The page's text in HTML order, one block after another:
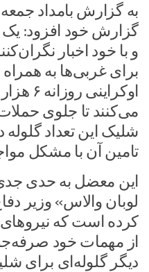
به گزارش بامداد جمعه
گزارش خود افزود: یک
و با خود اخبار
برای غربی‌ها به
می‌کنند تا جلوی
شلیک این تعداد
تامین آن با مشکل
این معضل به حدی
لوبان والاس» وزیر
کرده است که نیروهای
از مهمات خود
دیگر گلوله‌ای برای